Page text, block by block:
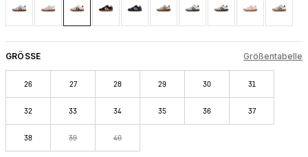
GRÖSSE Größentabelle
26 27 28 29 30 31
32 33 34 35 36 37
38 39 40